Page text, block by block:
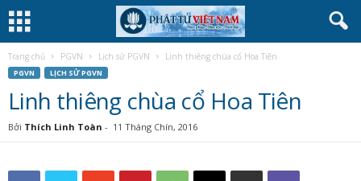
Trang chủ PGVN Lịch sử PGVN Linh thiêng chùa cổ Hoa Tiên
PGVN LỊCH SỬ PGVN
Linh thiêng chùa cổ Hoa Tiên
Bởi Thích Linh Toàn - 11 Tháng Chín, 2016